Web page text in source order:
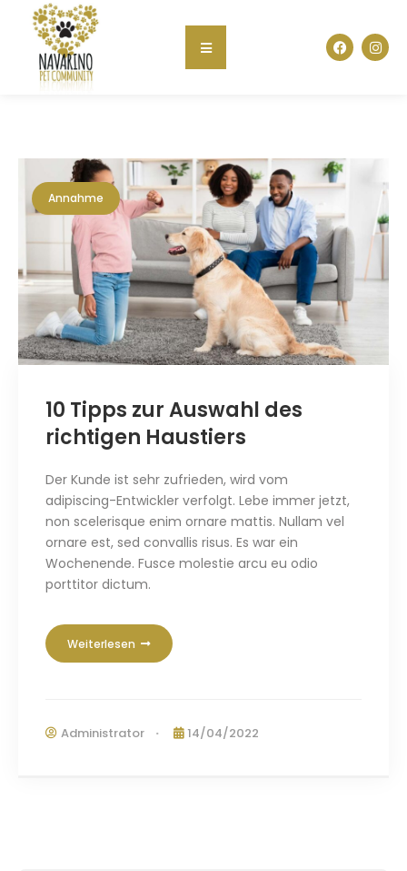
Annahme
10 Tipps zur Auswahl des
richtigen Haustiers
Der Kunde ist sehr zufrieden, wird vom
adipiscing-Entwickler verfolgt. Lebe immer jetzt,
non scelerisque enim ornare mattis. Nullam vel
ornare est, sed convallis risus. Es war ein
Wochenende. Fusce molestie arcu eu odio
porttitor dictum.
Weiterlesen
Administrator 14/04/2022